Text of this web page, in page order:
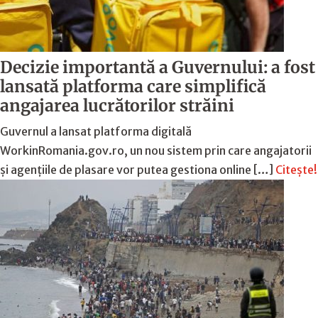
Decizie importantă a Guvernului: a fost
lansată platforma care simplifică
angajarea lucrătorilor străini
Guvernul a lansat platforma digitală
WorkinRomania.gov.ro, un nou sistem prin care angajatorii
și agențiile de plasare vor putea gestiona online […] Citește!